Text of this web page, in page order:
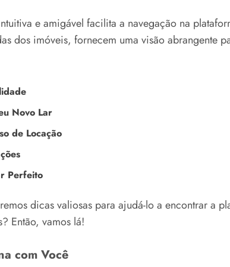
e amigável facilita a navegação na
dos imóveis, fornecem uma visão abrangente
Novo Lar
de Locação
Perfeito
dicas valiosas para ajudá-lo a encontrar a
Então, vamos lá!
com Você